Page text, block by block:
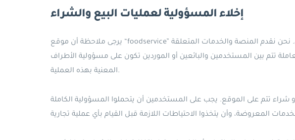
إخلاء المسؤولية لعمليات البيع والشراء
يرجى ملاحظة أن موقع “foodservice” يعمل كواجهة إلكترونية لتسهيل عمليات الاتصال والتواصل بين المستخدمين والبائعين أو الموردين. نحن نقدم المنصة والخدمات المتعلقة
تتم بين المستخدمين والبائعين أو الموردين تكون على مسؤولية الأطراف
المعنية بهذه العملية.
شراء تتم على الموقع. يجب على المستخدمين أن يتحملوا المسؤولية الكاملة